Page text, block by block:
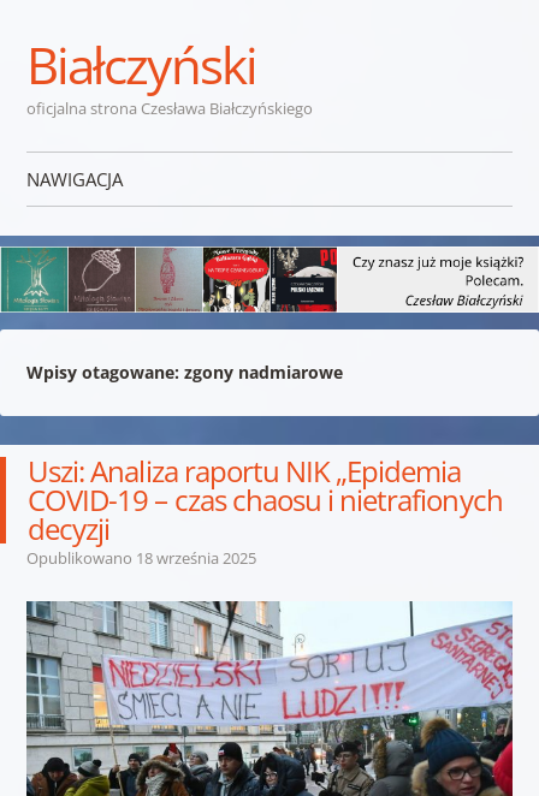
Białczyński
oficjalna strona Czesława Białczyńskiego
NAWIGACJA
Wpisy otagowane: zgony nadmiarowe
Uszi: Analiza raportu NIK „Epidemia
COVID-19 – czas chaosu i nietrafionych
decyzji
Opublikowano 18 września 2025